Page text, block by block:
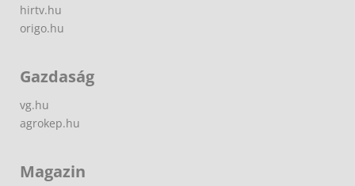
hirtv.hu
origo.hu
Gazdaság
vg.hu
agrokep.hu
Magazin